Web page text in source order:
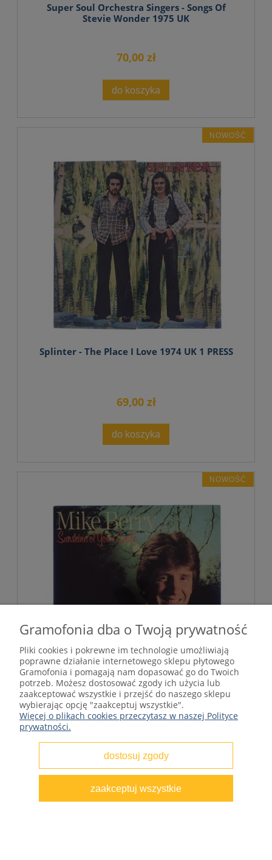
Super Soul Orchestra Singers - Songs Of
Stevie Wonder 1975 UK
70,00 zł
do koszyka
Splinter - The Place I Love 1974 UK 1 PRESS
69,00 zł
do koszyka
NOWOŚĆ
Mike Berry - The Sunshine Of Your Smile
1980 UK
70,00 zł
do koszyka
NOWOŚĆ
Gramofonia dba o Twoją prywatność
Pliki cookies i pokrewne im technologie umożliwiają
poprawne działanie internetowego sklepu płytowego
Gramofonia i pomagają nam dopasować go do Twoich
potrzeb. Możesz dostosować zgody ich użycia lub
zaakceptować wszystkie i przejść do naszego sklepu
wybierając opcję "zaakceptuj wszystkie".
Więcej o plikach cookies przeczytasz w naszej Polityce
prywatności.
dostosuj zgody
zaakceptuj wszystkie